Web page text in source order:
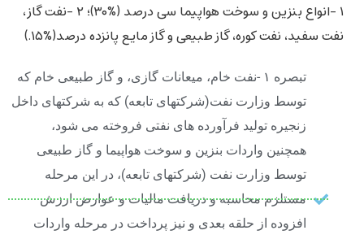
۱ -انواع بنزین و سوخت هواپیما سی درصد (%۳۰)؛ ۲ -نفت گاز،
نفت سفید، نفت کوره، گاز طبیعی و گاز مایع پانزده درصد(%۱۵.)
تبصره ۱ -نفت خام، میعانات گازی، و گاز طبیعی خام که
توسط وزارت نفت(شرکتهای تابعه) که به شرکتهای داخل
زنجیره تولید فرآورده های نفتی فروخته می شود،
همچنین واردات بنزین و سوخت هواپیما و گاز طبیعی
توسط وزارت نفت (شرکتهای تابعه)، در این مرحله
مستلزم محاسبه و دریافت مالیات و عوارض ارزش
افزوده از حلقه بعدی و نیز پرداخت در مرحله واردات